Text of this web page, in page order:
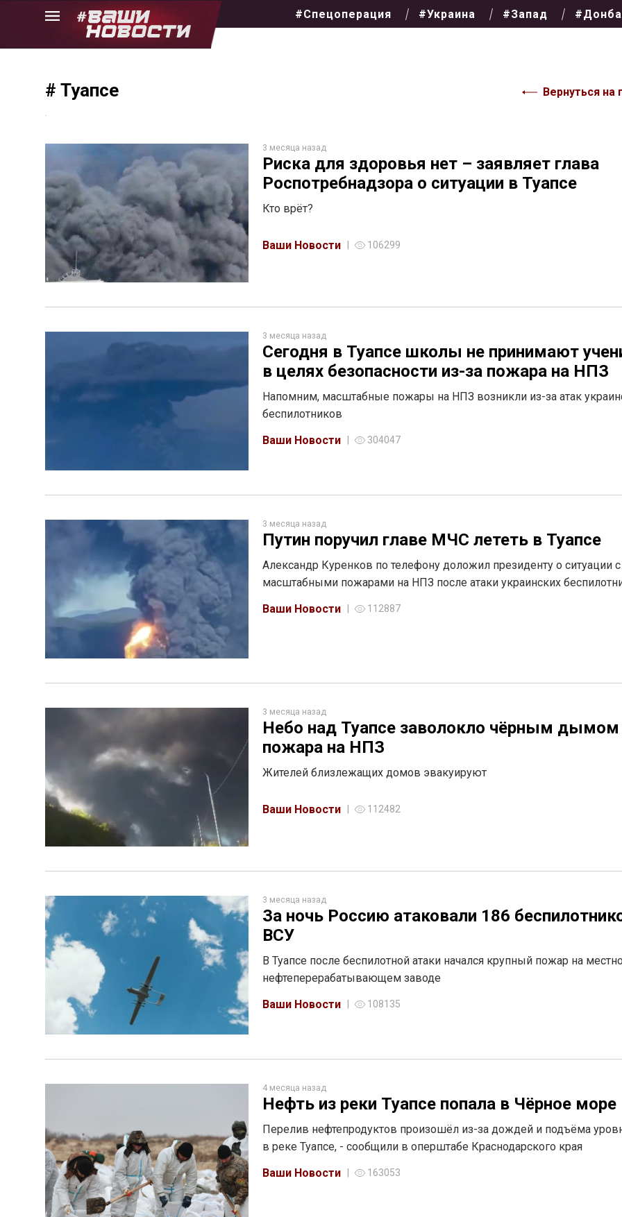
Skip
#Спецоперация #Украина #Запад
# Туапсе Вернуться на
3 месяца назад
Риска для здоровья нет – заявляет глава
Роспотребнадзора о ситуации в Туапсе
Кто врёт?
Ваши Новости 106299
3 месяца назад
Сегодня в Туапсе школы не принимают
в целях безопасности из-за пожара на НПЗ
Напомним, масштабные пожары на НПЗ возникли из-за атак
беспилотников
Ваши Новости
304047
3 месяца назад
Путин поручил главе МЧС лететь в Туапсе
Александр Куренков по телефону доложил президенту о ситуации с
масштабными пожарами на НПЗ после атаки украинских
Ваши Новости
112887
3 месяца назад
Небо над Туапсе заволокло чёрным дымом
пожара на НПЗ
Жителей близлежащих домов эвакуируют
Ваши Новости 112482
3 месяца назад
За ночь Россию атаковали 186
ВСУ
В Туапсе после беспилотной атаки начался крупный пожар на
нефтеперерабатывающем заводе
Ваши Новости
108135
4 месяца назад
Нефть из реки Туапсе попала в Чёрное море
Перелив нефтепродуктов произошёл из-за дождей и подъёма
в реке Туапсе, - сообщили в оперштабе Краснодарского края
Ваши Новости
163053